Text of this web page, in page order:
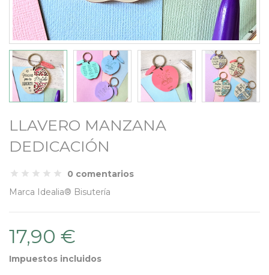
LLAVERO MANZANA
DEDICACIÓN
0 comentarios
Marca Idealia® Bisutería
17,90 €
Impuestos incluidos